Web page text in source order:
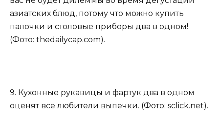
азиатских блюд, потому что можно купить
палочки и столовые приборы два в одном!
(Фото: thedailycap.com).
9. Кухонные рукавицы и фартук два в одном
оценят все любители выпечки. (Фото: sclick.net).